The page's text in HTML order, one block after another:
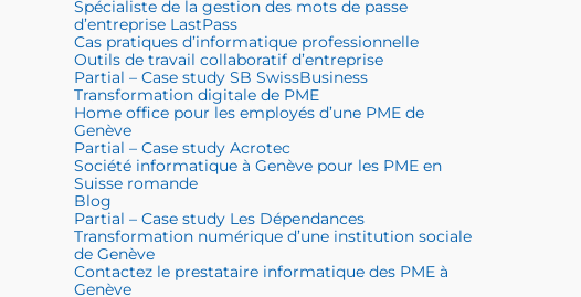
Spécialiste de la gestion des mots de passe
d’entreprise LastPass
Cas pratiques d’informatique professionnelle
Outils de travail collaboratif d’entreprise
Partial – Case study SB SwissBusiness
Transformation digitale de PME
Home office pour les employés d’une PME de
Genève
Partial – Case study Acrotec
Société informatique à Genève pour les PME en
Suisse romande
Blog
Partial – Case study Les Dépendances
Transformation numérique d’une institution sociale
de Genève
Contactez le prestataire informatique des PME à
Genève